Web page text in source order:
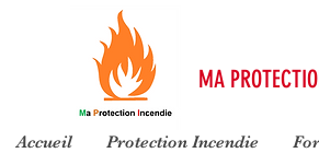
MA
Accueil Protection Incendie